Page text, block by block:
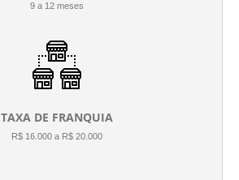
9 a 12 meses
TAXA DE FRANQUIA
R$ 16.000 a R$ 20.000